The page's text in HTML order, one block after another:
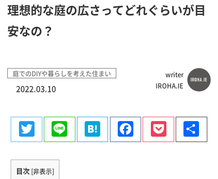
理想的な庭の広さってどれぐらいが目
安なの？
庭でのDIYや暮らしを考えた住まい
2022.03.10
writer
IROHA.IE
TwitterLine HatenaFacebook
Pocket
有
目次 [非表示]